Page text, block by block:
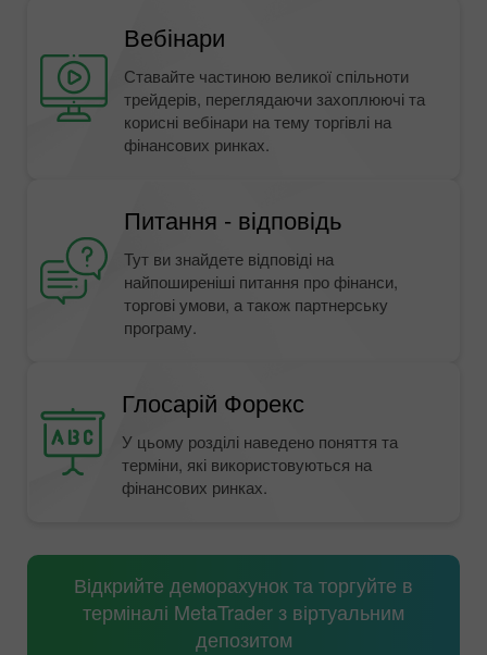
Вебінари
Ставайте частиною великої спільноти
трейдерів, переглядаючи захоплюючі та
корисні вебінари на тему торгівлі на
фінансових ринках.
Питання - відповідь
Тут ви знайдете відповіді на
найпоширеніші питання про фінанси,
торгові умови, а також партнерську
програму.
Глосарій Форекс
У цьому розділі наведено поняття та
терміни, які використовуються на
фінансових ринках.
Відкрийте деморахунок та торгуйте в
терміналі MetaTrader з віртуальним
депозитом